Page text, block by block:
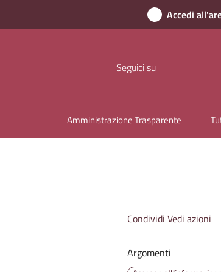
Accedi
Seguici su
Amministrazione Trasparente
Condividi Vedi azioni
Argomenti